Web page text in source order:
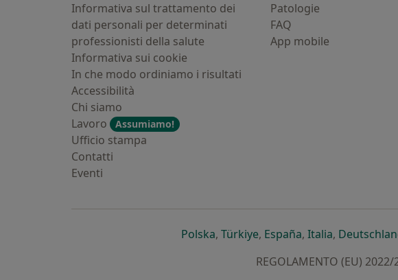
Informativa sul trattamento dei
dati personali per determinati
professionisti della salute
Informativa sui cookie
In che modo ordiniamo i risultati
Accessibilità
Chi siamo
Lavoro
Assumiamo!
Ufficio stampa
Contatti
Eventi
Patologie
FAQ
App mobile
Polskasi apre in una nuova scheda
, Türkiyesi apre in una nuova
, Españasi apre in una
, Italiasi apre in
,
REGOLAMENTO (EU)